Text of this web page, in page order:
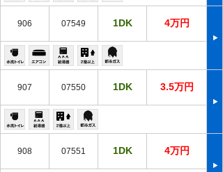
906 07549 1DK 4万円
907 07550 1DK 3.5万円
908 07551 1DK 4万円